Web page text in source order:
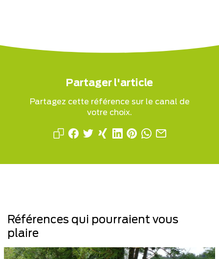
Partager l'article
Partagez cette référence sur le canal de
votre choix.
Références qui pourraient vous
plaire